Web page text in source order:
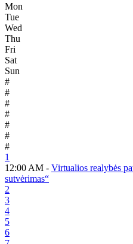
Mon
Tue
Wed
Thu
Fri
Sat
Sun
#
#
#
#
#
#
#
1
12:00 AM - Virtualios realybės
sutvėrimas“
2
3
4
5
6